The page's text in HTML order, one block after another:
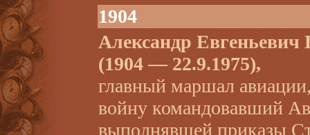
1904
Александр
(1904 — 22.9.1975),
главный маршал
войну командовавший
выполнявшей приказы